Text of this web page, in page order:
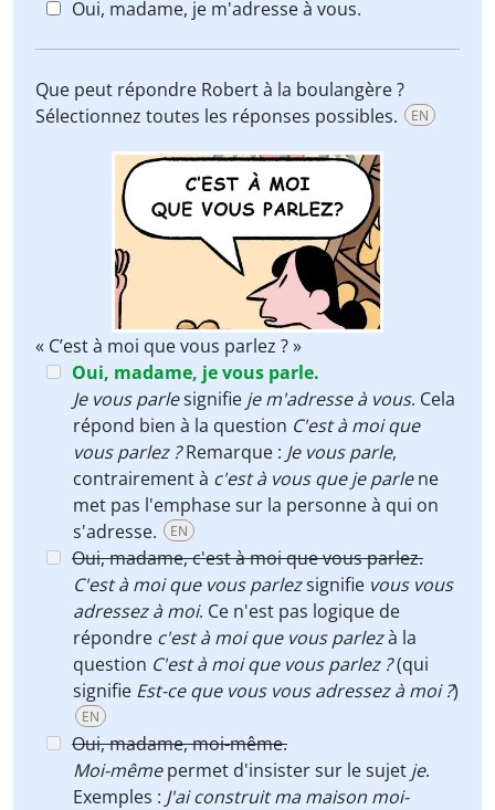
Oui, madame, je m'adresse à vous.
Que peut répondre Robert à la boulangère ?
Sélectionnez toutes les réponses possibles.
EN
« C’est à moi que vous parlez ? »
Oui, madame, je vous parle.
Je vous parlesignifie je m'adresse à vous. Cela
répond bien à la question C'est à moi que
vous parlez ?Remarque : Je vous parle,
contrairement à c'est à vous que je parlene
met pas l'emphase sur la personne à qui on
s'adresse.
EN
Oui, madame, c'est à moi que vous parlez.
C'est à moi que vous parlezsignifie vous vous
adressez à moi. Ce n'est pas logique de
répondre c'est à moi que vous parlezà la
question C'est à moi que vous parlez ?(qui
signifie Est-ce que vous vous adressez à moi ?)
EN
Oui, madame, moi-même.
Moi-mêmepermet d'insister sur le sujet je.
Exemples : J'ai construit ma maison moi-